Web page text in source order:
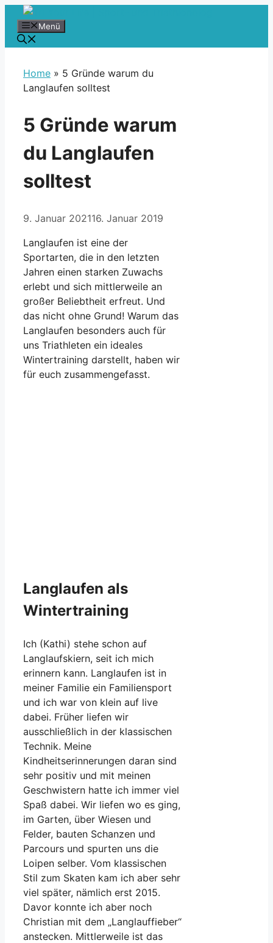
Zum
Inhalt
springen
Menü
Home » 5 Gründe warum du
Langlaufen solltest
5 Gründe warum
du Langlaufen
solltest
9. Januar 202116. Januar 2019
Langlaufen ist eine der
Sportarten, die in den letzten
Jahren einen starken Zuwachs
erlebt und sich mittlerweile an
großer Beliebtheit erfreut. Und
das nicht ohne Grund! Warum das
Langlaufen besonders auch für
uns Triathleten ein ideales
Wintertraining darstellt, haben wir
für euch zusammengefasst.
Langlaufen als
Wintertraining
Ich (Kathi) stehe schon auf
Langlaufskiern, seit ich mich
erinnern kann. Langlaufen ist in
meiner Familie ein Familiensport
und ich war von klein auf live
dabei. Früher liefen wir
ausschließlich in der klassischen
Technik. Meine
Kindheitserinnerungen daran sind
sehr positiv und mit meinen
Geschwistern hatte ich immer viel
Spaß dabei. Wir liefen wo es ging,
im Garten, über Wiesen und
Felder, bauten Schanzen und
Parcours und spurten uns die
Loipen selber. Vom klassischen
Stil zum Skaten kam ich aber sehr
viel später, nämlich erst 2015.
Davor konnte ich aber noch
Christian mit dem „Langlauffieber“
anstecken. Mittlerweile ist das